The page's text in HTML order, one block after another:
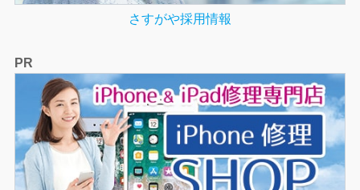
さすがや採用情報
PR